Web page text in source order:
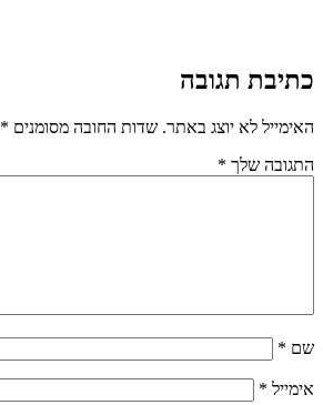
כתיבת תגובה
האימייל לא יוצג באתר. שדות החובה מסומנים *
התגובה שלך *
שם *
אימייל *